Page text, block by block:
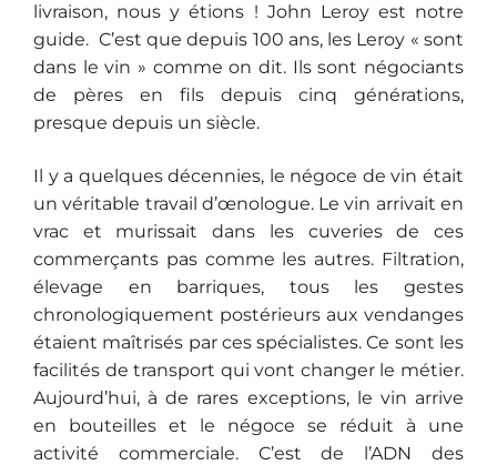
livraison, nous y étions ! John Leroy est notre
guide. C’est que depuis 100 ans, les Leroy « sont
dans le vin » comme on dit. Ils sont négociants
de pères en fils depuis cinq générations,
presque depuis un siècle.
Il y a quelques décennies, le négoce de vin était
un véritable travail d’œnologue. Le vin arrivait en
vrac et murissait dans les cuveries de ces
commerçants pas comme les autres. Filtration,
élevage en barriques, tous les gestes
chronologiquement postérieurs aux vendanges
étaient maîtrisés par ces spécialistes. Ce sont les
facilités de transport qui vont changer le métier.
Aujourd’hui, à de rares exceptions, le vin arrive
en bouteilles et le négoce se réduit à une
activité commerciale. C’est de l’ADN des